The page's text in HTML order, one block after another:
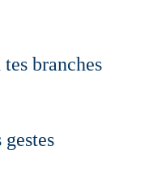
branches